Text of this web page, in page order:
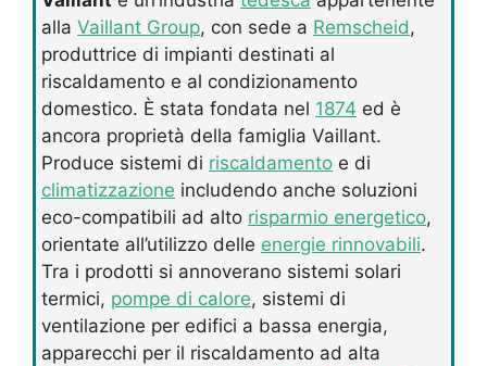
alla Vaillant Group, con sede a Remscheid,
produttrice di impianti destinati al
riscaldamento e al condizionamento
domestico. È stata fondata nel 1874 ed è
ancora proprietà della famiglia Vaillant.
Produce sistemi di riscaldamento e di
climatizzazione includendo anche soluzioni
eco-compatibili ad alto risparmio energetico,
orientate all’utilizzo delle energie rinnovabili.
Tra i prodotti si annoverano sistemi solari
termici, pompe di calore, sistemi di
ventilazione per edifici a bassa energia,
apparecchi per il riscaldamento ad alta